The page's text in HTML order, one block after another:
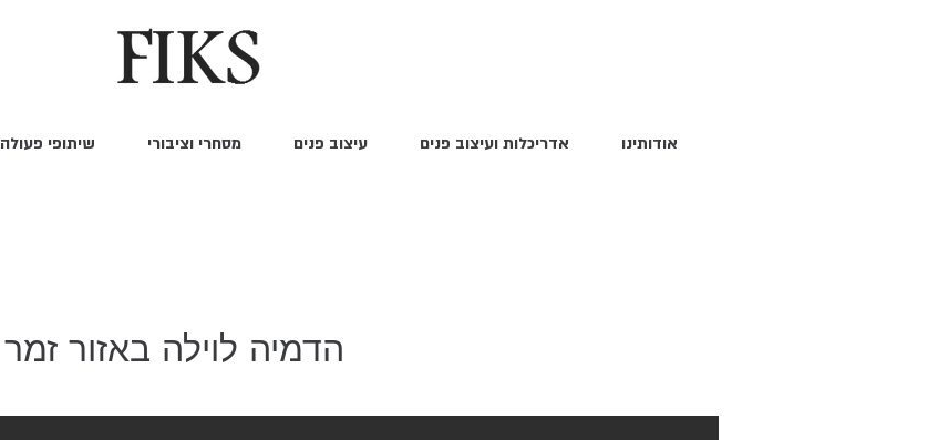
אודותינו אדריכלות ועיצוב פנים עיצוב פנים מסחרי וציבורי שיתופי פעולה
הדמיה לוילה באזור זמר